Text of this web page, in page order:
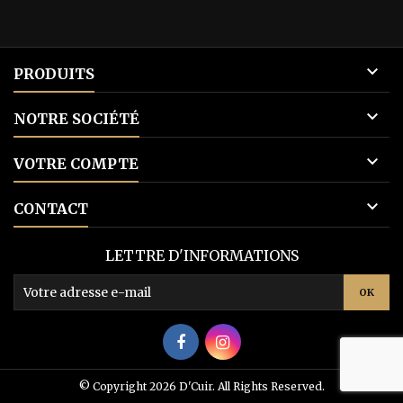
PRODUITS 
NOTRE SOCIÉTÉ 
VOTRE COMPTE 
CONTACT 
LETTRE D'INFORMATIONS
© Copyright 2026 D'Cuir. All Rights Reserved.